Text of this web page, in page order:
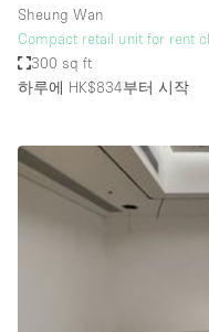
Mall Shop
Mansion / House
Meeting Space
Other
Photo / Filming
Sheung Wan
Compact retail unit for rent
300 sq ft
하루에 HK$834부터 시작